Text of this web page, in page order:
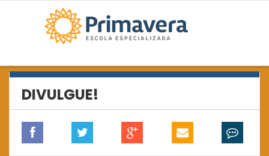
DIVULGUE!